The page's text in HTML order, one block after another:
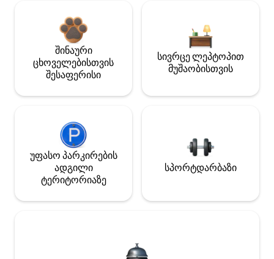
შინაური
ცხოველებისთვის
შესაფერისი
სივრცე ლეპტოპით
მუშაობისთვის
უფასო პარკირების
ადგილი
ტერიტორიაზე
სპორტდარბაზი